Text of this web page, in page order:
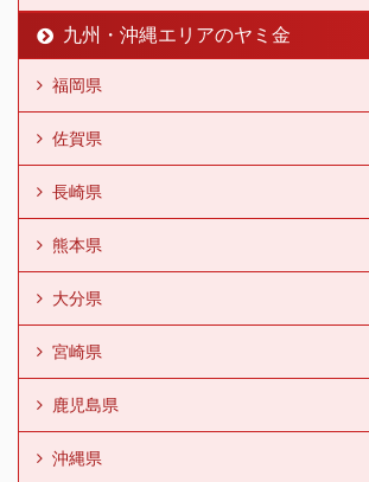
九州・沖縄エリアのヤミ金
福岡県
佐賀県
長崎県
熊本県
大分県
宮崎県
鹿児島県
沖縄県